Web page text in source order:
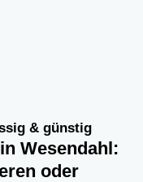
& günstig
Wesendahl:
oder